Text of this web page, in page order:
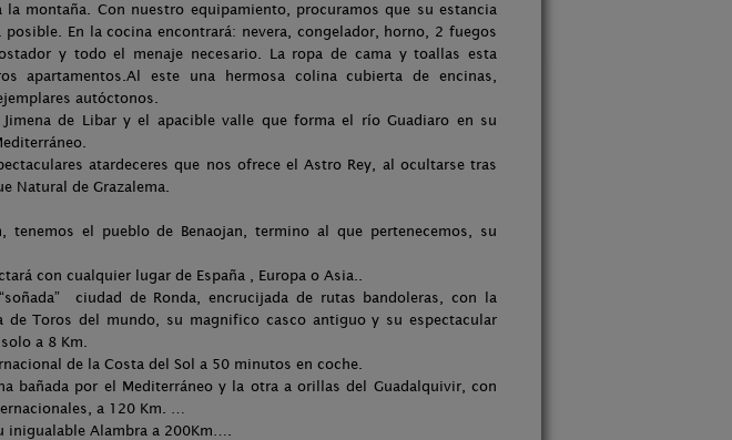
la montaña. Con nuestro equipamiento, procuramos que su estancia
posible. En la cocina encontrará: nevera, congelador, horno, 2 fuegos
y todo el menaje necesario. La ropa de cama y toallas esta
apartamentos.Al este una hermosa colina cubierta de encinas,
autóctonos.
de Libar y el apacible valle que forma el río Guadiaro en su
atardeceres que nos ofrece el Astro Rey, al ocultarse tras
Natural de Grazalema.
tenemos el pueblo de Benaojan, termino al que pertenecemos, su
con cualquier lugar de España , Europa o Asia..
ciudad de Ronda, encrucijada de rutas bandoleras, con la
de Toros del mundo, su magnifico casco antiguo y su espectacular
a 8 Km.
de la Costa del Sol a 50 minutos en coche.
bañada por el Mediterráneo y la otra a orillas del Guadalquivir, con
a 120 Km. …
inigualable Alambra a 200Km….